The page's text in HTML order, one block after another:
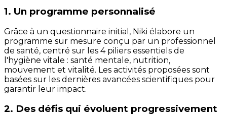
1. Un programme personnalisé
Grâce à un questionnaire initial, Niki élabore un
programme sur mesure conçu par un professionnel
de santé, centré sur les 4 piliers essentiels de
l'hygiène vitale : santé mentale, nutrition,
mouvement et vitalité. Les activités proposées sont
basées sur les dernières avancées scientifiques pour
garantir leur impact.
2. Des défis qui évoluent progressivement